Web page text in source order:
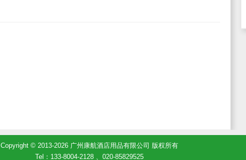
Copyright © 2013-2026 广州康航酒店用品有限公司 版权所有
Tel：133-8004-2128 、020-85829525